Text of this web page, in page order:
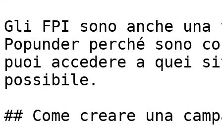
Gli FPI sono anche
Popunder perché sono
puoi accedere a quei
possibile.
## Come creare una